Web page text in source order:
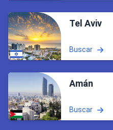
Tel Aviv
Buscar
Amán
Buscar